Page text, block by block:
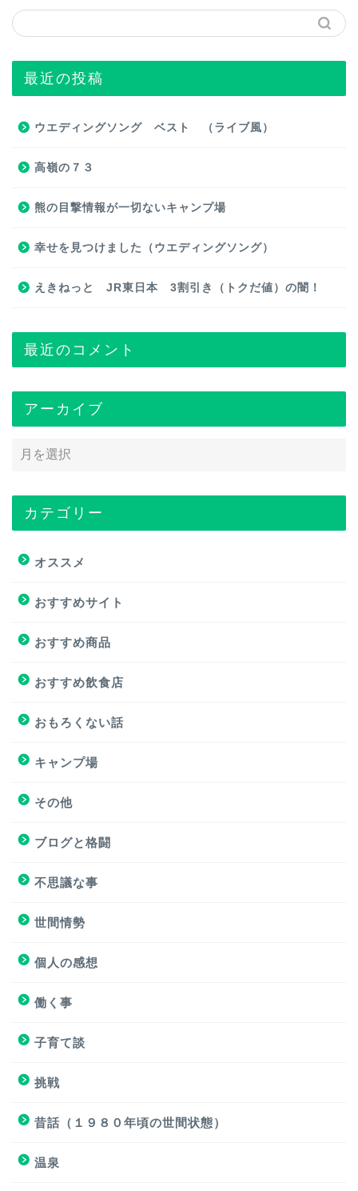
最近の投稿
ウエディングソング ベスト （ライブ風）
高嶺の７３
熊の目撃情報が一切ないキャンプ場
幸せを見つけました（ウエディングソング）
えきねっと JR東日本 3割引き（トクだ値）の闇！
最近のコメント
アーカイブ
カテゴリー
オススメ
おすすめサイト
おすすめ商品
おすすめ飲食店
おもろくない話
キャンプ場
その他
ブログと格闘
不思議な事
世間情勢
個人の感想
働く事
子育て談
挑戦
昔話（１９８０年頃の世間状態）
温泉
おもろくない話